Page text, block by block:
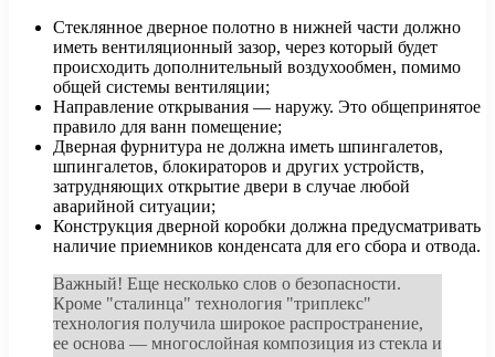
Стеклянное дверное полотно в нижней части должно
иметь вентиляционный зазор, через который будет
происходить дополнительный воздухообмен, помимо
общей системы вентиляции;
Направление открывания — наружу. Это общепринятое
правило для ванн помещение;
Дверная фурнитура не должна иметь шпингалетов,
шпингалетов, блокираторов и других устройств,
затрудняющих открытие двери в случае любой
аварийной ситуации;
Конструкция дверной коробки должна предусматривать
наличие приемников конденсата для его сбора и отвода.
Важный! Еще несколько слов о безопасности.
Кроме "сталинца" технология "триплекс"
технология получила широкое распространение,
ее основа — многослойная композиция из стекла и